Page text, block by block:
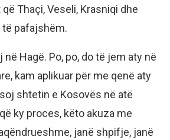
Thaçi, Veseli, Krasniqi dhe
pafajshëm.
në Hagë. Po, po, do të jem aty në
kam aplikuar për me qenë aty
shtetin e Kosovës në atë
ky proces, këto akuza me
janë shpifje, janë